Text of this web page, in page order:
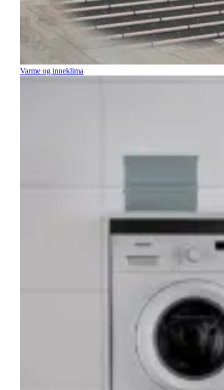
Varme og inneklima